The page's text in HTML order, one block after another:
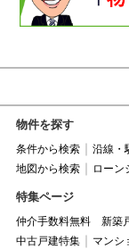
物件を探す
条件から検索 沿線・
地図から検索
ローン
特集ページ
仲介手数料無料 新築
中古戸建特集
マンシ